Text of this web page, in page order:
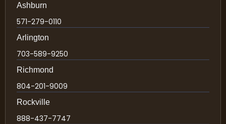
Ashburn
571-279-0110
Arlington
703-589-9250
Richmond
804-201-9009
Rockville
888-437-7747